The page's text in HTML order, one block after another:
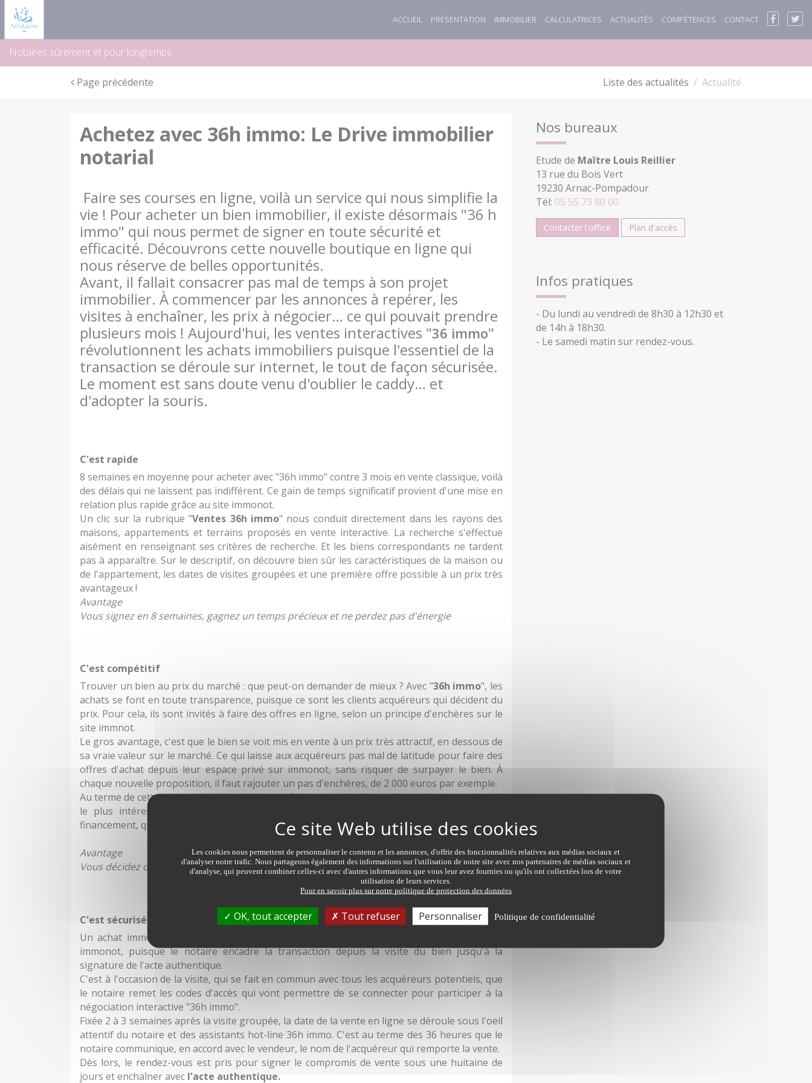
ACCUEIL PRÉSENTATION IMMOBILIER CALCULATRICES ACTUALITÉS COMPÉTENCES CONTACT
Notaires sûrement et pour longtemps
Page précédente Liste des actualités Actualité
Achetez avec 36h immo: Le Drive immobilier
notarial
Faire ses courses en ligne, voilà un service qui nous simplifie la
vie ! Pour acheter un bien immobilier, il existe désormais "36 h
immo" qui nous permet de signer en toute sécurité et
efficacité. Découvrons cette nouvelle boutique en ligne qui
nous réserve de belles opportunités.
Avant, il fallait consacrer pas mal de temps à son projet
immobilier. À commencer par les annonces à repérer, les
visites à enchaîner, les prix à négocier… ce qui pouvait prendre
plusieurs mois ! Aujourd'hui, les ventes interactives "36 immo"
révolutionnent les achats immobiliers puisque l'essentiel de la
transaction se déroule sur internet, le tout de façon sécurisée.
Le moment est sans doute venu d'oublier le caddy… et
d'adopter la souris.
C'est rapide
8 semaines en moyenne pour acheter avec "36h immo" contre 3 mois en vente classique, voilà
des délais qui ne laissent pas indifférent. Ce gain de temps significatif provient d'une mise en
relation plus rapide grâce au site immonot.
Un clic sur la rubrique "Ventes 36h immo" nous conduit directement dans les rayons des
maisons, appartements et terrains proposés en vente interactive. La recherche s'effectue
aisément en renseignant ses critères de recherche. Et les biens correspondants ne tardent
pas à apparaître. Sur le descriptif, on découvre bien sûr les caractéristiques de la maison ou
de l'appartement, les dates de visites groupées et une première offre possible à un prix très
avantageux !
Avantage
Vous signez en 8 semaines, gagnez un temps précieux et ne perdez pas d'énergie
C'est compétitif
Trouver un bien au prix du marché : que peut-on demander de mieux ? Avec "36h immo", les
achats se font en toute transparence, puisque ce sont les clients acquéreurs qui décident du
prix. Pour cela, ils sont invités à faire des offres en ligne, selon un principe d'enchères sur le
site immnot.
Le gros avantage, c'est que le bien se voit mis en vente à un prix très attractif, en dessous de
sa vraie valeur sur le marché. Ce qui laisse aux acquéreurs pas mal de latitude pour faire des
offres d'achat depuis leur espace privé sur immonot, sans risquer de surpayer le bien. À
chaque nouvelle proposition, il faut rajouter un pas d'enchères, de 2 000 euros par exemple.
Au terme de cette vente qui se déroule durant 36 heures, c'est l'acquéreur qui propose le prix
le plus intéressant ou celui qui se montre le plus intéressant au niveau du plan de
financement, qui remporte la vente.
Avantage
Vous décidez du prix à payer en fonction de l'attractivité du bien.
C'est sécurisé
Un achat immobilier réclame bien sûr d'être réalisé en toute sécurité. Aucun risque avec
immonot, puisque le notaire encadre la transaction depuis la visite du bien jusqu'à la
signature de l'acte authentique.
C'est à l'occasion de la visite, qui se fait en commun avec tous les acquéreurs potentiels, que
le notaire remet les codes d'accès qui vont permettre de se connecter pour participer à la
négociation interactive "36h immo".
Fixée 2 à 3 semaines après la visite groupée, la date de la vente en ligne se déroule sous l'oeil
attentif du notaire et des assistants hot-line 36h immo. C'est au terme des 36 heures que le
notaire communique, en accord avec le vendeur, le nom de l'acquéreur qui remporte la vente.
Dès lors, le rendez-vous est pris pour signer le compromis de vente sous une huitaine de
jours et enchaîner avec l'acte authentique.
Nos bureaux
Etude de Maître Louis Reillier
13 rue du Bois Vert
19230 Arnac-Pompadour
Tél: 05 55 73 80 00
Contacter l'office Plan d'accès
Infos pratiques
- Du lundi au vendredi de 8h30 à 12h30 et
de 14h à 18h30.
- Le samedi matin sur rendez-vous.
Panneau de gestion des cookies
Les cookies nous permettent de personnaliser le contenu et les annonces, d'offrir des fonctionnalités relatives aux médias sociaux et
d'analyser notre trafic. Nous partageons également des informations sur l'utilisation de notre site avec nos partenaires de médias sociaux et
d'analyse, qui peuvent combiner celles-ci avec d'autres informations que vous leur avez fournies ou qu'ils ont collectées lors de votre
utilisation de leurs services.
Pour en savoir plus sur notre politique de protection des données
OK, tout accepter Tout refuser Personnaliser Politique de confidentialité